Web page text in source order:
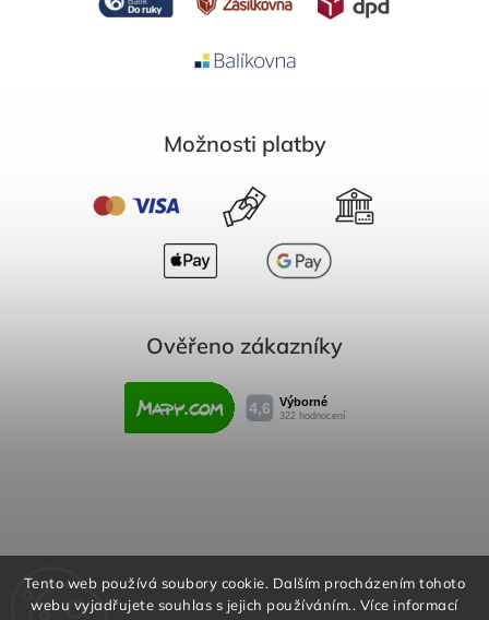
Tento web používá soubory cookie. Dalším procházením tohoto
webu vyjadřujete souhlas s jejich používáním.. Více informací
Možnosti platby
Ověřeno zákazníky
Obchodní podmínky
Reklamační řád
Podmínky ochrany osobních údajů